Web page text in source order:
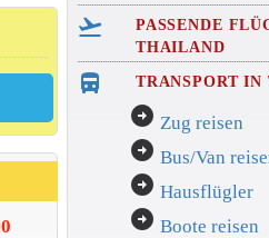
flight_takeoff
PASSENDE
THAILAND
directions_bus_filled TRANSPORT
arrow_circle_right Zug reisen
arrow_circle_right Bus/Van
arrow_circle_right Hausflügler
arrow_circle_right Boote reisen